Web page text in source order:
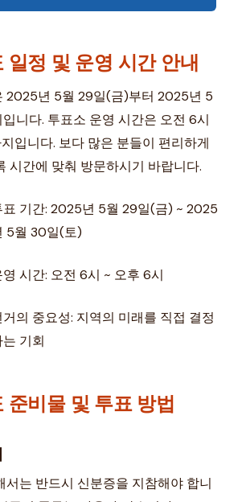
일정 및 운영 시간 안내
2025년 5월 29일(금)부터 2025년 5
니다. 투표소 운영 시간은 오전 6시
입니다. 보다 많은 분들이 편리하게
시간에 맞춰 방문하시기 바랍니다.
표 기간: 2025년 5월 29일(금) ~ 2025
5월 30일(토)
영 시간: 오전 6시 ~ 오후 6시
거의 중요성: 지역의 미래를 직접 결정
는 기회
준비물 및 투표 방법
서는 반드시 신분증을 지참해야 합니